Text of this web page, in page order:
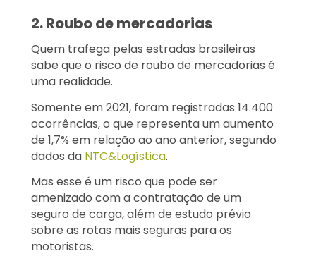
2. Roubo de mercadorias
Quem trafega pelas estradas brasileiras
sabe que o risco de roubo de mercadorias é
uma realidade.
Somente em 2021, foram registradas 14.400
ocorrências, o que representa um aumento
de 1,7% em relação ao ano anterior, segundo
dados da NTC&Logística.
Mas esse é um risco que pode ser
amenizado com a contratação de um
seguro de carga, além de estudo prévio
sobre as rotas mais seguras para os
motoristas.